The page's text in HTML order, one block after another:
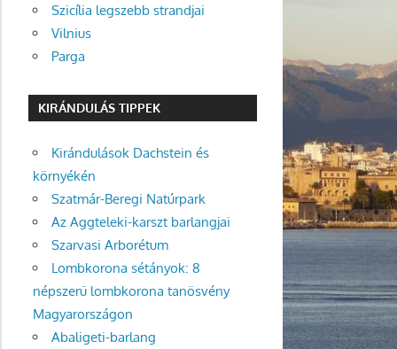
Szicília legszebb strandjai
Vilnius
Parga
KIRÁNDULÁS TIPPEK
Kirándulások Dachstein és
környékén
Szatmár-Beregi Natúrpark
Az Aggteleki-karszt barlangjai
Szarvasi Arborétum
Lombkorona sétányok: 8
népszerű lombkorona tanösvény
Magyarországon
Abaligeti-barlang